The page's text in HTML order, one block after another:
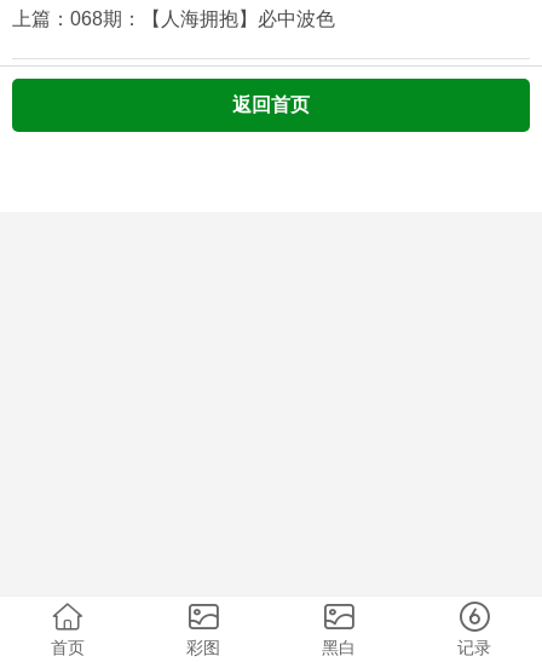
上篇：068期：【人海拥抱】必中波色
返回首页
首页 彩图 黑白 记录